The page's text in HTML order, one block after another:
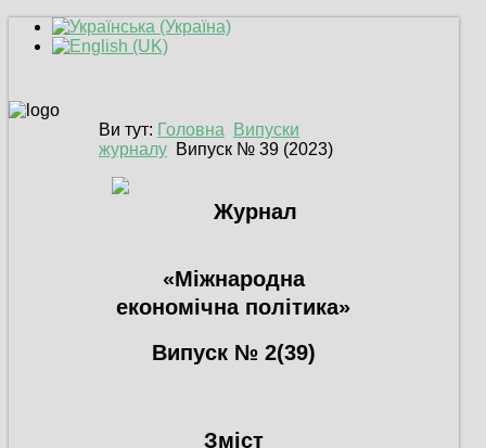
Ви тут: Головна
Випуски
журналу Випуск № 39 (2023)
Журнал
«Міжнародна
економічна політика»
Випуск № 2(39)
Зміст